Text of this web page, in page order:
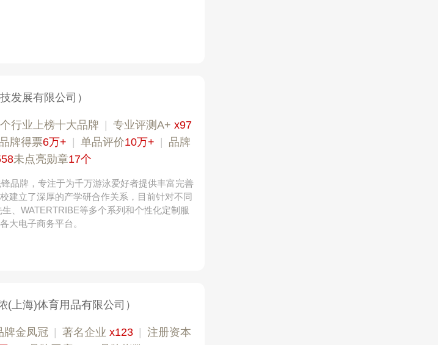
发展有限公司）
行业上榜十大品牌 专业评测A+ x97
品牌得票6万+ 单品评价10万+
品牌
未点亮勋章17个
品牌，专注于为千万游泳爱好者提供丰富完善
建立了深厚的产学研合作关系，目前针对不同
、WATERTRIBE等多个系列和个性化定制服
大电子商务平台。
(上海)体育用品有限公司）
牌金凤冠 著名企业 x123
注册资本